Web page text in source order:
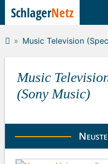
Music Television
Music
(Sony Music)
SchlagerNetz